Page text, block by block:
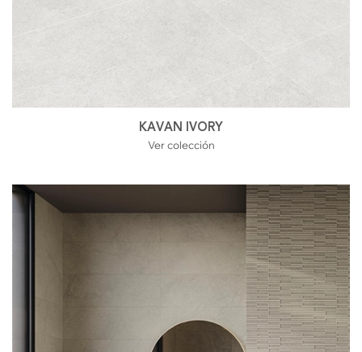
KAVAN IVORY
Ver colección